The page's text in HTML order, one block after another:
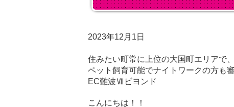
2023年12月1日
住みたい町常に上位の大国町エリアで
ペット飼育可能でナイトワークの方も
EC難波Ⅶビヨンド
こんにちは！！